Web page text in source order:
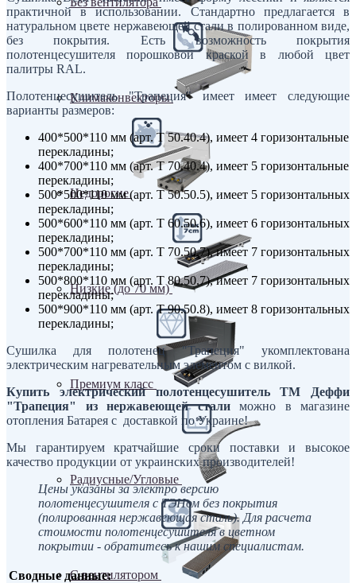
Климаконвекторы
Недорогие
Низкие (до 70 мм)
Премиум класс
Радиусные/Угловые
С вентилятором
практичной в использовании. Стандартно предлагается в
натуральном цвете нержавеющей стали в полированном виде,
без покрытия. Есть возможность покрытия
полотенцесушителя порошковой краской в любой цвет
палитры RAL.
Полотенцесушитель "Трапеция" имеет имеет следующие
варианты размеров:
400*500*110 мм (арт. Т 50.40.4), имеет 4 горизонтальные
перекладины;
400*700*110 мм (арт. Т 70.40.4), имеет 5 горизонтальные
перекладины;
500*500*110 мм (арт. Т 50.50.5), имеет 5 горизонтальных
перекладины;
500*600*110 мм (арт. Т 60.50.6), имеет 6 горизонтальных
перекладины;
500*700*110 мм (арт. Т 70.50.7), имеет 7 горизонтальных
перекладины;
500*800*110 мм (арт. Т 80.50.7), имеет 7 горизонтальных
перекладины;
500*900*110 мм (арт. Т 90.50.8), имеет 8 горизонтальных
перекладины;
Сушилка для полотенец "Трапеция" укомплектована
электрическим нагревательным элементом с вилкой.
Купить электрический полотенцесушитель ТМ Деффи
"Трапеция" из нержавеющей сталиможно в магазине
отопления Батарея с доставкой по Украине!
Мы гарантируем кратчайшие сроки поставки и высокое
качество продукции от украинских производителей!
Цены указаны за электро версию
полотенцесушителя с ТЭНом без покрытия
(полированная нержавеющая сталь). Для расчета
стоимости полотенцесушителя в цветном
покрытии - обратитесь к нашим специалистам.
Сводные данные: